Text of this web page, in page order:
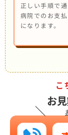
正しい手順で
病院でのお支
になります。
＼
こ
お